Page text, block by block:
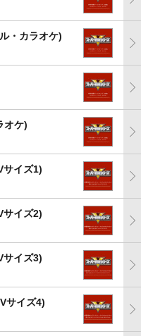
・カラオケ)
オケ)
サイズ1)
サイズ2)
サイズ3)
サイズ4)